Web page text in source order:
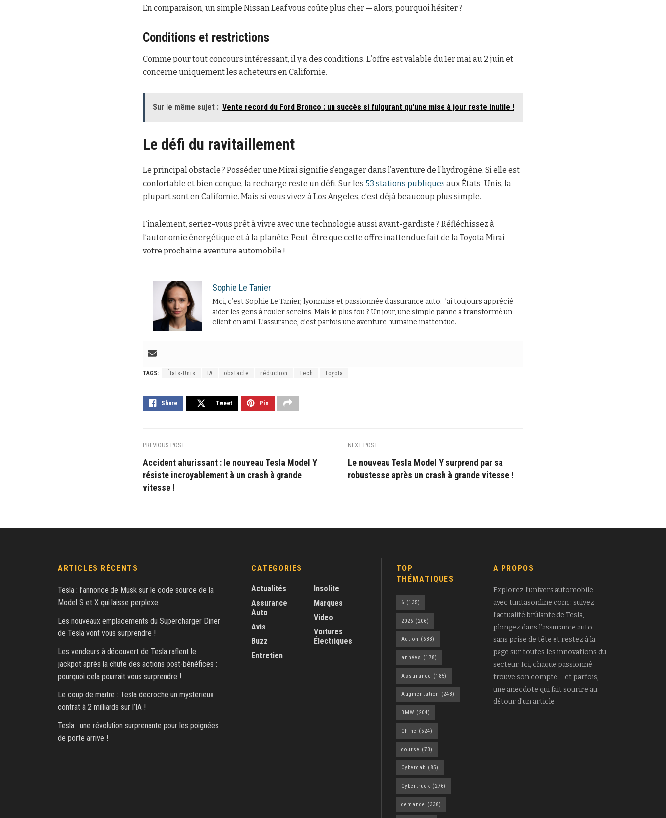
En comparaison, un simple Nissan Leaf vous coûte plus cher — alors, pourquoi hésiter ?
Conditions et restrictions
Comme pour tout concours intéressant, il y a des conditions. L’offre est valable du 1er mai au 2 juin et
concerne uniquement les acheteurs en Californie.
Sur le même sujet : Vente record du Ford Bronco : un succès si fulgurant qu'une mise à jour reste inutile !
Le défi du ravitaillement
Le principal obstacle ? Posséder une Mirai signifie s’engager dans l’aventure de l’hydrogène. Si elle est
confortable et bien conçue, la recharge reste un défi. Sur les 53 stations publiques aux États-Unis, la
plupart sont en Californie. Mais si vous vivez à Los Angeles, c’est déjà beaucoup plus simple.
Finalement, seriez-vous prêt à vivre avec une technologie aussi avant-gardiste ? Réfléchissez à
l’autonomie énergétique et à la planète. Peut-être que cette offre inattendue fait de la Toyota Mirai
votre prochaine aventure automobile !
Sophie Le Tanier
Moi, c’est Sophie Le Tanier, lyonnaise et passionnée d’assurance auto. J’ai toujours apprécié
aider les gens à rouler sereins. Mais le plus fou ? Un jour, une simple panne a transformé un
client en ami. L’assurance, c’est parfois une aventure humaine inattendue.
TAGS: États-Unis IA obstacle réduction Tech Toyota
Share Tweet Pin
PREVIOUS POST
Accident ahurissant : le nouveau Tesla Model Y
résiste incroyablement à un crash à grande
vitesse !
NEXT POST
Le nouveau Tesla Model Y surprend par sa
robustesse après un crash à grande vitesse !
ARTICLES RÉCENTS
Tesla : l’annonce de Musk sur le code source de la
Model S et X qui laisse perplexe
Les nouveaux emplacements du Supercharger Diner
de Tesla vont vous surprendre !
Les vendeurs à découvert de Tesla raflent le
jackpot après la chute des actions post-bénéfices :
pourquoi cela pourrait vous surprendre !
Le coup de maître : Tesla décroche un mystérieux
contrat à 2 milliards sur l’IA !
Tesla : une révolution surprenante pour les poignées
de porte arrive !
CATEGORIES
Actualités
Assurance
Auto
Avis
Buzz
Entretien
Insolite
Marques
Video
Voitures
Électriques
TOP
THÉMATIQUES
6 (135)
2026 (206)
Action (683)
années (178)
Assurance (185)
Augmentation (248)
BMW (204)
Chine (524)
course (73)
Cybercab (85)
Cybertruck (276)
demande (338)
A PROPOS
Explorez l’univers automobile
avec tuntasonline.com : suivez
l’actualité brûlante de Tesla,
plongez dans l’assurance auto
sans prise de tête et restez à la
page sur toutes les innovations du
secteur. Ici, chaque passionné
trouve son compte – et parfois,
une anecdote qui fait sourire au
détour d’un article.